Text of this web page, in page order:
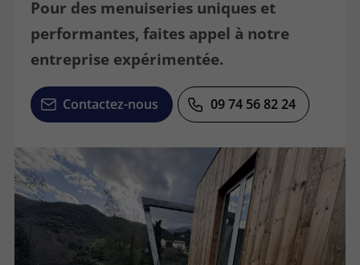
Pour des menuiseries uniques et
performantes, faites appel à notre
entreprise expérimentée.
Contactez-nous 09 74 56 82 24